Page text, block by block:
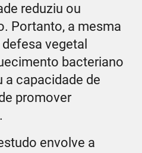
reduziu ou
Portanto, a mesma
vegetal
bacteriano
capacidade de
promover
envolve a